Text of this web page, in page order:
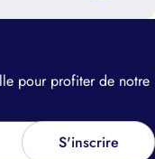
pour profiter de notre